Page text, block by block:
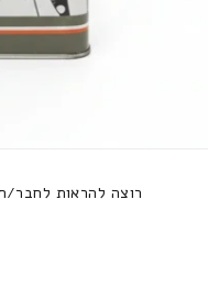
רוצה להראות לחבר/